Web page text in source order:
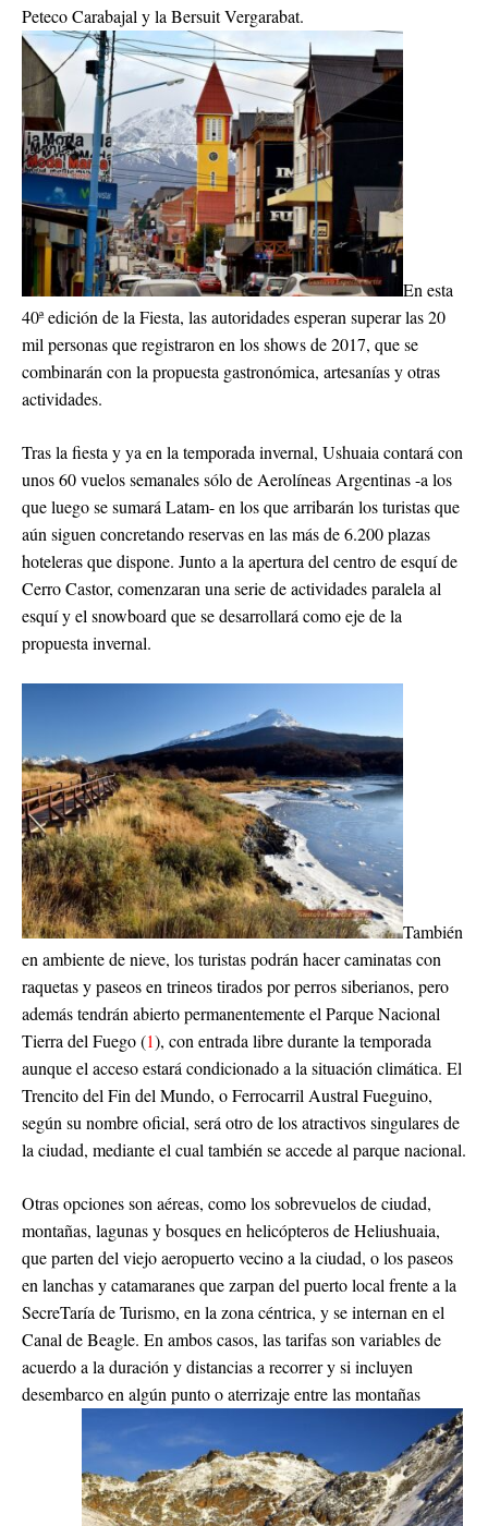
Peteco Carabajal y la Bersuit Vergarabat.
En esta
40ª edición de la Fiesta, las autoridades esperan superar las 20
mil personas que registraron en los shows de 2017, que se
combinarán con la propuesta gastronómica, artesanías y otras
actividades.
Tras la fiesta y ya en la temporada invernal, Ushuaia contará con
unos 60 vuelos semanales sólo de Aerolíneas Argentinas -a los
que luego se sumará Latam- en los que arribarán los turistas que
aún siguen concretando reservas en las más de 6.200 plazas
hoteleras que dispone. Junto a la apertura del centro de esquí de
Cerro Castor, comenzaran una serie de actividades paralela al
esquí y el snowboard que se desarrollará como eje de la
propuesta invernal.
También
en ambiente de nieve, los turistas podrán hacer caminatas con
raquetas y paseos en trineos tirados por perros siberianos, pero
además tendrán abierto permanentemente el Parque Nacional
Tierra del Fuego (1), con entrada libre durante la temporada
aunque el acceso estará condicionado a la situación climática. El
Trencito del Fin del Mundo, o Ferrocarril Austral Fueguino,
según su nombre oficial, será otro de los atractivos singulares de
la ciudad, mediante el cual también se accede al parque nacional.
Otras opciones son aéreas, como los sobrevuelos de ciudad,
montañas, lagunas y bosques en helicópteros de Heliushuaia,
que parten del viejo aeropuerto vecino a la ciudad, o los paseos
en lanchas y catamaranes que zarpan del puerto local frente a la
SecreTaría de Turismo, en la zona céntrica, y se internan en el
Canal de Beagle. En ambos casos, las tarifas son variables de
acuerdo a la duración y distancias a recorrer y si incluyen
desembarco en algún punto o aterrizaje entre las montañas